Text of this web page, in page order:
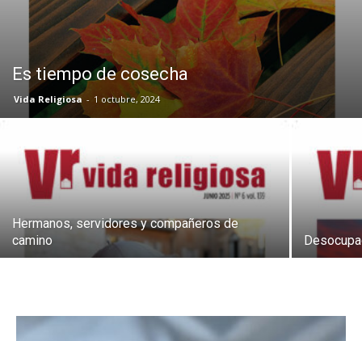
Es tiempo de cosecha
Vida Religiosa - 1 octubre, 2024
Hermanos, servidores y compañeros de
camino